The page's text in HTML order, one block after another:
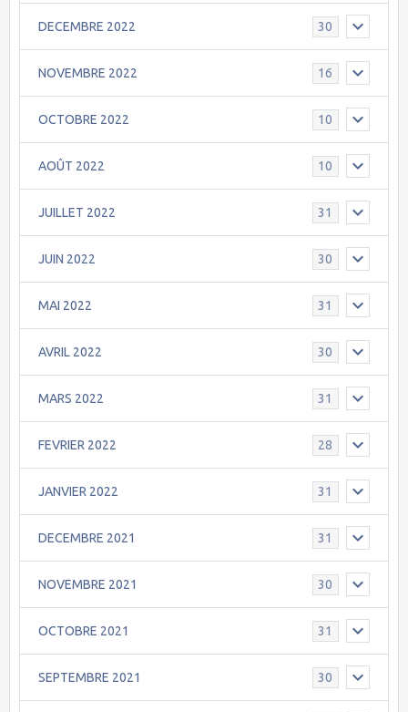
DECEMBRE 2022 30
NOVEMBRE 2022 16
OCTOBRE 2022 10
AOÛT 2022 10
JUILLET 2022 31
JUIN 2022 30
MAI 2022 31
AVRIL 2022 30
MARS 2022 31
FEVRIER 2022 28
JANVIER 2022 31
DECEMBRE 2021 31
NOVEMBRE 2021 30
OCTOBRE 2021 31
SEPTEMBRE 2021 30